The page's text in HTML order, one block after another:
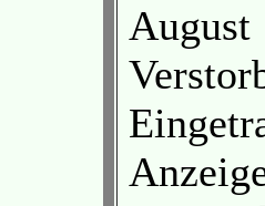
August